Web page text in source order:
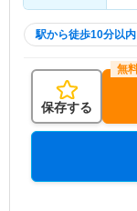
駅から徒歩10分以内
保存する